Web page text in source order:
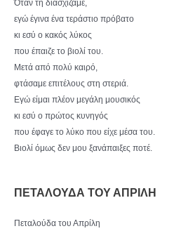
Όταν τη διασχίζαμε,
εγώ έγινα ένα τεράστιο πρόβατο
κι εσύ ο κακός λύκος
που έπαιζε το βιολί του.
Μετά από πολύ καιρό,
φτάσαμε επιτέλους στη στεριά.
Εγώ είμαι πλέον μεγάλη μουσικός
κι εσύ ο πρώτος κυνηγός
που έφαγε το λύκο που είχε μέσα του.
Βιολί όμως δεν μου ξανάπαιξες ποτέ.
ΠΕΤΑΛΟΥΔΑ ΤΟΥ ΑΠΡΙΛΗ
Πεταλούδα του Απρίλη